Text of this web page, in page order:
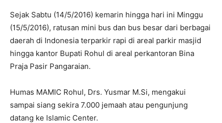
Sejak Sabtu (14/5/2016) kemarin hingga hari ini Minggu
(15/5/2016), ratusan mini bus dan bus besar dari berbagai
daerah di Indonesia terparkir rapi di areal parkir masjid
hingga kantor Bupati Rohul di areal perkantoran Bina
Praja Pasir Pangaraian.
Humas MAMIC Rohul, Drs. Yusmar M.Si, mengakui
sampai siang sekira 7.000 jemaah atau pengunjung
datang ke Islamic Center.